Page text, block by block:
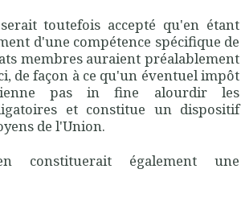
toutefois accepté qu'en étant
d'une compétence spécifique de
membres auraient préalablement
de façon à ce qu'un éventuel impôt
pasin fine alourdir les
et constitue un dispositif
de l'Union.
constituerait également une